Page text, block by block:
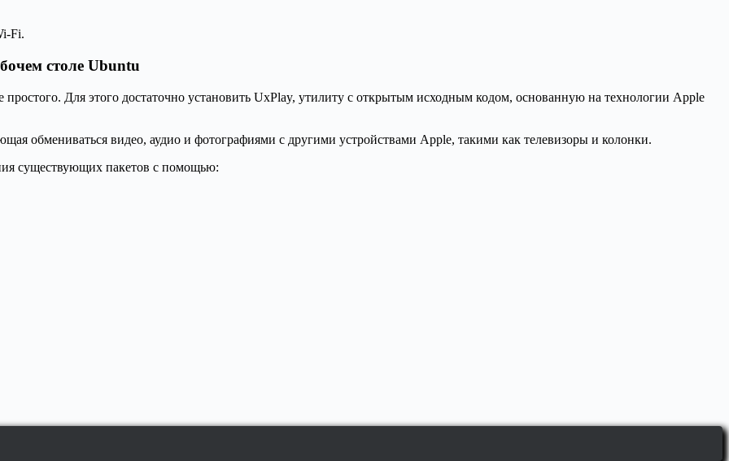
Fi.
столе Ubuntu
простого. Для этого достаточно установить UxPlay, утилиту с открытым исходным кодом, основанную на технологии Apple
обмениваться видео, аудио и фотографиями с другими устройствами Apple, такими как телевизоры и колонки.
существующих пакетов с помощью: